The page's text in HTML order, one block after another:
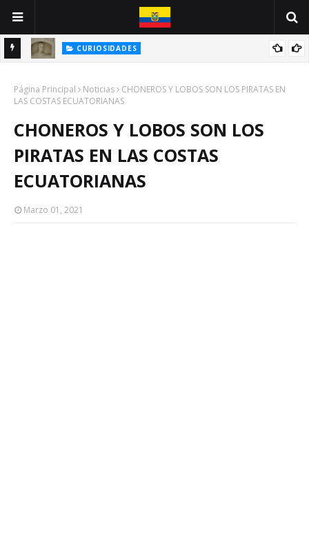
CURIOSIDADES
NEGRA
Página Principal Noticias
CHONEROS Y LOBOS SON LOS PIRATAS EN
LAS COSTAS ECUATORIANAS
CHONEROS Y LOBOS SON LOS
PIRATAS EN LAS COSTAS
ECUATORIANAS
Marzo 01, 2021